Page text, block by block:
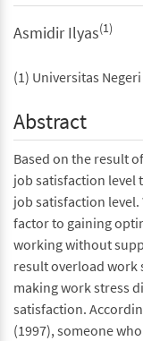
Asmidir Ilyas(1)
(1) Universitas
Abstract
Based on the result
job satisfaction level
job satisfaction
factor to gaining
working without
result overload work
making work stress
satisfaction.
(1997), someone